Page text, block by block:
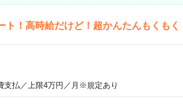
！高時給だけど！超かんたんもくもく
支払／上限4万円／月※規定あり